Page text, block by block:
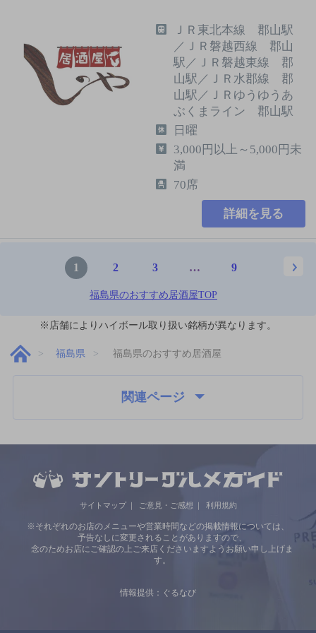
ＪＲ東北本線 郡山駅
／ＪＲ磐越西線 郡山
駅／ＪＲ磐越東線 郡
山駅／ＪＲ水郡線 郡
山駅／ＪＲゆうゆうあ
ぶくまライン 郡山駅
日曜
3,000円以上～5,000円未
満
70席
詳細を見る
1 2 3 … 9
福島県のおすすめ居酒屋TOP
※店舗によりハイボール取り扱い銘柄が異なります。
福島県 福島県のおすすめ居酒屋
関連ページ
サイトマップ ご意見・ご感想 利用規約
※それぞれのお店のメニューや営業時間などの掲載情報については、
予告なしに変更されることがありますので、
念のためお店にご確認の上ご来店くださいますようお願い申し上げま
す。
情報提供：ぐるなび